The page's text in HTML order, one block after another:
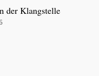
der Klangstelle